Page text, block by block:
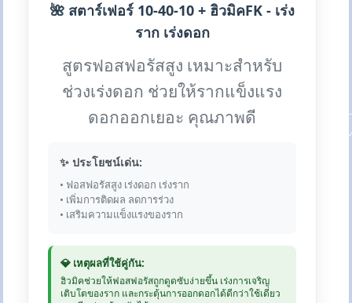
🌺 สตาร์เฟอร์ 10-40-10 + ฮิวมิคFK - เร่ง
ราก เร่งดอก
สูตรฟอสฟอรัสสูง เหมาะสำหรับ
ช่วงเร่งดอก ช่วยให้รากแข็งแรง
ดอกออกเยอะ คุณภาพดี
✨ ประโยชน์เด่น:
• ฟอสฟอรัสสูง เร่งดอก เร่งราก
• เพิ่มการติดผล ลดการร่วง
• เสริมความแข็งแรงของราก
💎 เหตุผลที่ใช้คู่กัน:
ฮิวมิคช่วยให้ฟอสฟอรัสถูกดูดซับง่ายขึ้น เร่งการเจริญ
เติบโตของราก และกระตุ้นการออกดอกได้ดีกว่าใช้เดี่ยว